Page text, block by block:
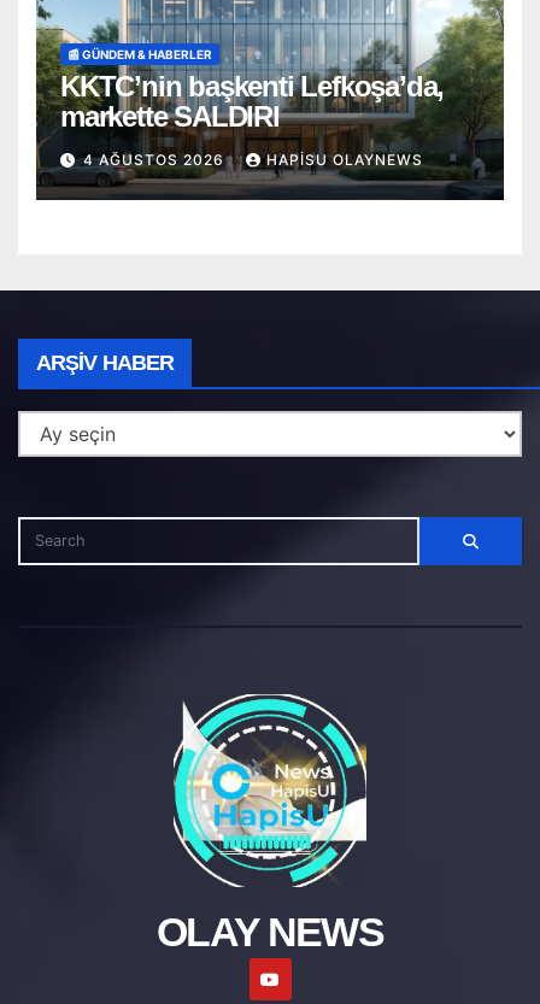
📰 GÜNDEM & HABERLER
KKTC’nin başkenti Lefkoşa’da,
markette SALDIRI
4 AĞUSTOS 2026 HAPISU OLAYNEWS
ARŞIV HABER
Haber
OLAY NEWS